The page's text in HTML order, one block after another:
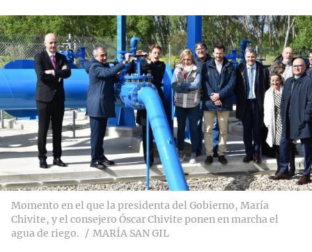
Momento en el que la presidenta del Gobierno, María
Chivite, y el consejero Óscar Chivite ponen en marcha el
agua de riego.
MARÍA SAN GIL